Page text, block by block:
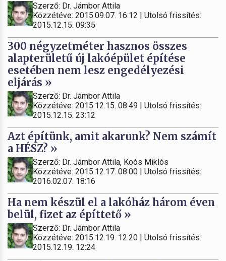
Szerző: Dr. Jámbor Attila
Közzétéve: 2015.09.07. 16:12 | Utolsó frissítés:
2015.12.15. 09:35
300 négyzetméter hasznos összes
alapterületű új lakóépület építése
esetében nem lesz engedélyezési
eljárás »
Szerző: Dr. Jámbor Attila
Közzétéve: 2015.12.15. 08:49 | Utolsó frissítés:
2015.12.15. 23:12
Azt építünk, amit akarunk? Nem számít
a HÉSZ? »
Szerző: Dr. Jámbor Attila, Koós Miklós
Közzétéve: 2015.12.17. 08:00 | Utolsó frissítés:
2016.02.07. 18:16
Ha nem készül el a lakóház három éven
belül, fizet az építtető »
Szerző: Dr. Jámbor Attila
Közzétéve: 2015.12.19. 12:20 | Utolsó frissítés:
2015.12.19. 12:24